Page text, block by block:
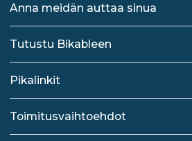
Anna meidän auttaa sinua
Tutustu Bikableen
Pikalinkit
Toimitusvaihtoehdot